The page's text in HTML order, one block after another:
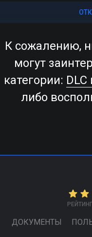
К сожалению,
могут
категории:
либо
ДОКУМЕНТЫ